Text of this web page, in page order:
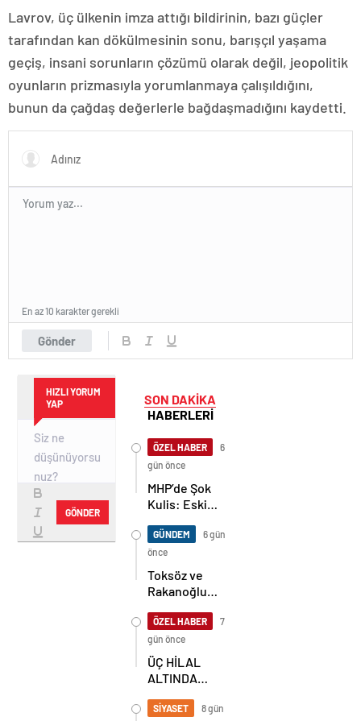
Lavrov, üç ülkenin imza attığı bildirinin, bazı güçler
tarafından kan dökülmesinin sonu, barışçıl yaşama
geçiş, insani sorunların çözümü olarak değil, jeopolitik
oyunların prizmasıyla yorumlanmaya çalışıldığını,
bunun da çağdaş değerlerle bağdaşmadığını kaydetti.
Gönder
En az 10 karakter gerekli
HIZLI YORUM
YAP
GÖNDER
SON DAKİKA
HABERLERİ
ÖZEL HABER
6
gün önce
MHP’de Şok
Kulis: Eski
Sahnede!
Korkmaz Yol
Vermiyor
GÜNDEM
6 gün
önce
Toksöz ve
Rakanoğlu
Acı Günü
ÖZEL HABER
7
gün önce
ÜÇ HİLAL
ALTINDA
BULUŞMA!
SİYASET
8 gün